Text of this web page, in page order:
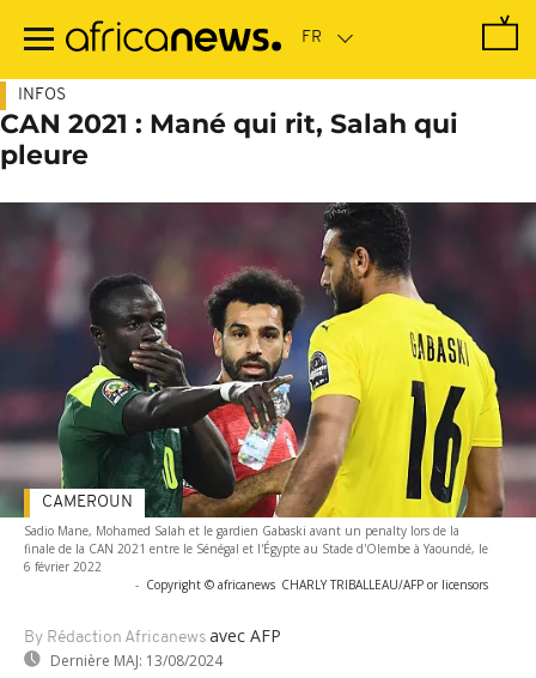
contenu
INFOS
CAN 2021 : Mané qui rit, Salah qui
pleure
Sadio Mane, Mohamed Salah et le gardien Gabaski avant un penalty lors de la
finale de la CAN 2021 entre le Sénégal et l'Égypte au Stade d'Olembe à Yaoundé, le
6 février 2022
- Copyright © africanews CHARLY TRIBALLEAU/AFP or licensors
By Rédaction Africanews avec AFP
Dernière MAJ: 13/08/2024
CAMEROUN